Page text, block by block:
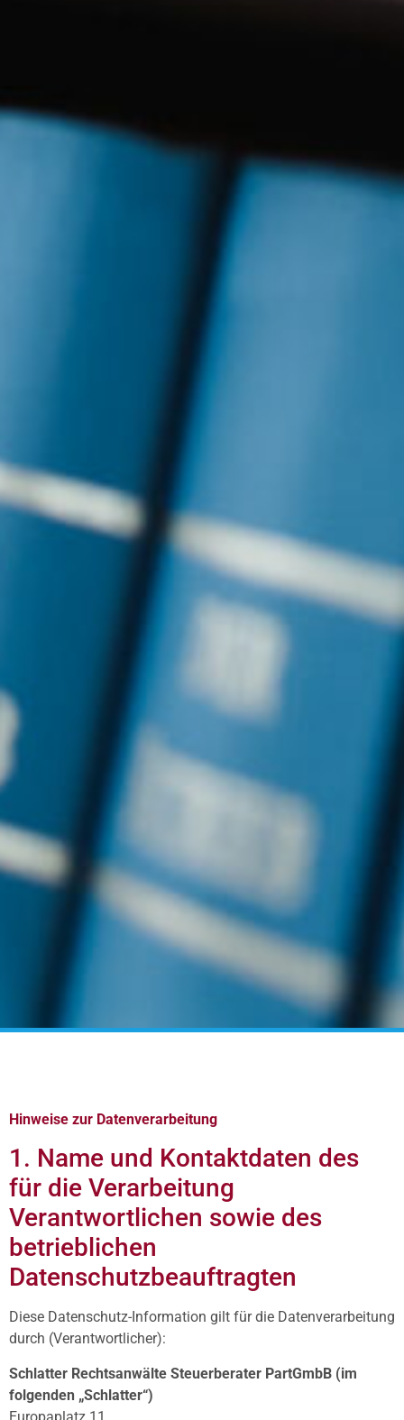
Hinweise zur Datenverarbeitung
1. Name und Kontaktdaten des
für die Verarbeitung
Verantwortlichen sowie des
betrieblichen
Datenschutzbeauftragten
Diese Datenschutz-Information gilt für die Datenverarbeitung
durch (Verantwortlicher):
Schlatter Rechtsanwälte Steuerberater PartGmbB (im
folgenden „Schlatter“)
Europaplatz 11